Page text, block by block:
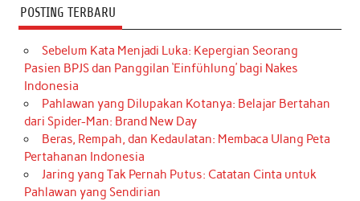
POSTING TERBARU
Sebelum Kata Menjadi Luka: Kepergian Seorang
Pasien BPJS dan Panggilan ‘Einfühlung’ bagi Nakes
Indonesia
Pahlawan yang Dilupakan Kotanya: Belajar Bertahan
dari Spider-Man: Brand New Day
Beras, Rempah, dan Kedaulatan: Membaca Ulang Peta
Pertahanan Indonesia
Jaring yang Tak Pernah Putus: Catatan Cinta untuk
Pahlawan yang Sendirian